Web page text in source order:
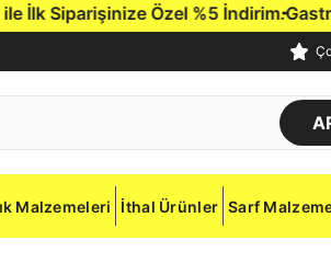
Siparişinize Özel %5 İndirim.
Malzemeleri İthal Ürünler Sarf